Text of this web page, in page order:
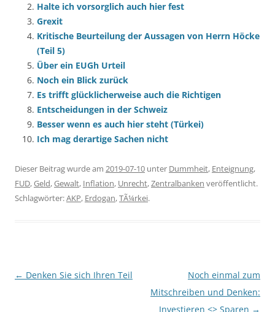
Halte ich vorsorglich auch hier fest
Grexit
Kritische Beurteilung der Aussagen von Herrn Höcke
(Teil 5)
Über ein EUGh Urteil
Noch ein Blick zurück
Es trifft glücklicherweise auch die Richtigen
Entscheidungen in der Schweiz
Besser wenn es auch hier steht (Türkei)
Ich mag derartige Sachen nicht
Dieser Beitrag wurde am 2019-07-10 unter Dummheit, Enteignung,
FUD,Geld,Gewalt, Inflation, Unrecht,Zentralbanken veröffentlicht.
Schlagwörter:AKP, Erdogan,TÃ¼rkei.
Beitragsnavigation
← Denken Sie sich Ihren Teil
Noch einmal zum
Mitschreiben und Denken:
Investieren <> Sparen →